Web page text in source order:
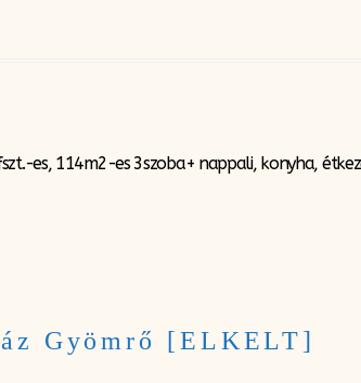
es, 114m2-es 3szoba+ nappali, konyha,
Gyömrő [ELKELT]